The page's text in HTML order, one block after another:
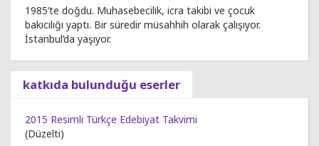
1985’te doğdu. Muhasebecilik, icra takibi ve çocuk
bakıcılığı yaptı. Bir süredir müsahhih olarak çalışıyor.
İstanbul’da yaşıyor.
katkıda bulunduğu eserler
2015 Resimli Türkçe Edebiyat Takvimi
(Düzelti)